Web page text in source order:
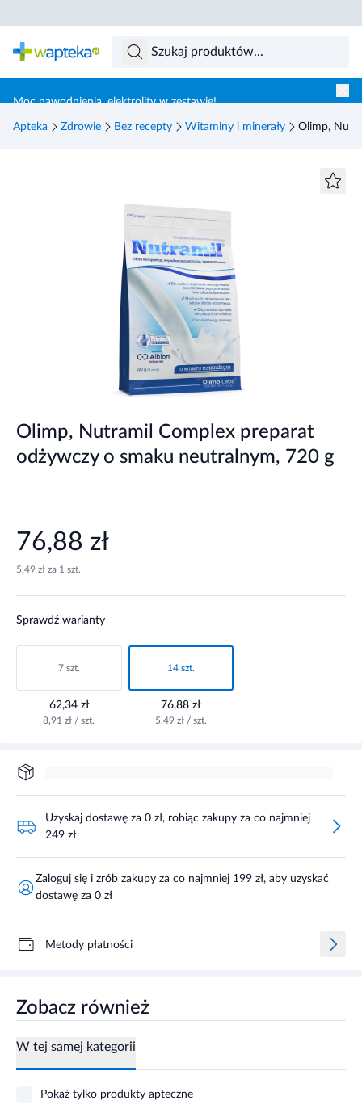
Moc nawodnienia, elektrolity w zestawie!
Apteka Zdrowie Bez recepty Witaminy i minerały Olimp,
Olimp, Nutramil Complex preparat
odżywczy o smaku neutralnym, 720 g
76,88 zł
5,49 zł za 1 szt.
Sprawdź warianty
7 szt.
62,34 zł
8,91 zł / szt.
14 szt.
76,88 zł
5,49 zł / szt.
Uzyskaj dostawę za 0 zł, robiąc zakupy za co najmniej
249 zł
Zaloguj się i zrób zakupy za co najmniej 199 zł, aby uzyskać
dostawę za 0 zł
Metody płatności
Zobacz również
W tej samej kategorii
Pokaż tylko produkty apteczne